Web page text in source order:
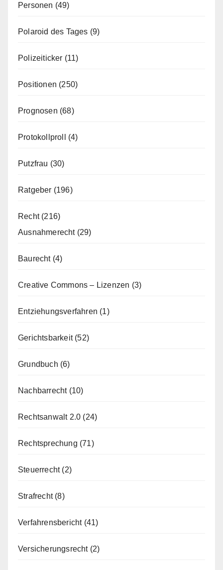
Personen (49)
Polaroid des Tages (9)
Polizeiticker (11)
Positionen (250)
Prognosen (68)
Protokollproll (4)
Putzfrau (30)
Ratgeber (196)
Recht(216)
Ausnahmerecht(29)
Baurecht(4)
Creative Commons – Lizenzen (3)
Entziehungsverfahren (1)
Gerichtsbarkeit(52)
Grundbuch (6)
Nachbarrecht(10)
Rechtsanwalt 2.0 (24)
Rechtsprechung (71)
Steuerrecht(2)
Strafrecht(8)
Verfahrensbericht(41)
Versicherungsrecht(2)